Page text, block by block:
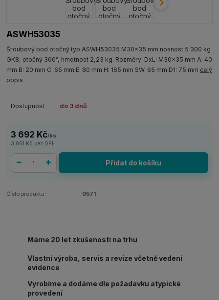
ASWH53035
Šroubový bod otočný typ ASWH53035 M30x35 mm nosnost 5 300 kg
GK8, otočný 360°, hmotnost 2,23 kg. Rozměry: DxL: M30x35 mm A: 40
mm B: 20 mm C: 65 mm E: 80 mm H: 165 mm SW: 65 mm D1: 75 mm celý
popis
Dostupnost do 3 dnů
3 692 Kč/ks
3 051 Kč bez DPH
Přidat do košíku
Číslo produktu: 0571
Máme 20 let zkušeností na trhu
Vlastní výroba, servis a revize včetně vedení
evidence
Vyrobíme a dodáme dle požadavku atypické
provedení